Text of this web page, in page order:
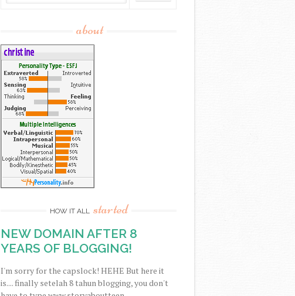
about
HOW IT ALL started
NEW DOMAIN AFTER 8
YEARS OF BLOGGING!
I'm sorry for the capslock! HEHE But here it
is.... finally setelah 8 tahun blogging, you don't